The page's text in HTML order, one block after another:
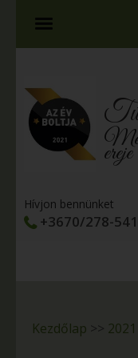
ereje
Hívjon bennünket
+3670/278-
Kezdőlap >> 2021